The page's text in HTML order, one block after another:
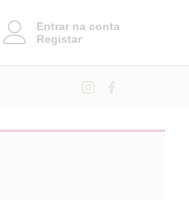
Entrar na conta
Registar